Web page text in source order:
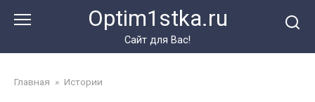
Optim1stka.ru
Сайт для Вас!
Главная » Истории